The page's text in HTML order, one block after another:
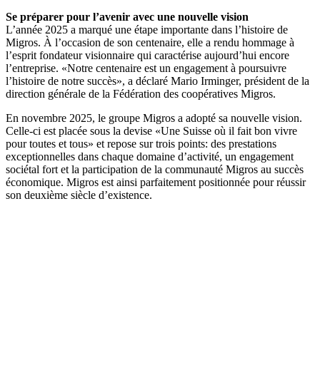
Se préparer pour l’avenir avec une nouvelle vision
L’année 2025 a marqué une étape importante dans l’histoire de
Migros. À l’occasion de son centenaire, elle a rendu hommage à
l’esprit fondateur visionnaire qui caractérise aujourd’hui encore
l’entreprise. «Notre centenaire est un engagement à poursuivre
l’histoire de notre succès», a déclaré Mario Irminger, président de la
direction générale de la Fédération des coopératives Migros.
En novembre 2025, le groupe Migros a adopté sa nouvelle vision.
Celle-ci est placée sous la devise «Une Suisse où il fait bon vivre
pour toutes et tous» et repose sur trois points: des prestations
exceptionnelles dans chaque domaine d’activité, un engagement
sociétal fort et la participation de la communauté Migros au succès
économique. Migros est ainsi parfaitement positionnée pour réussir
son deuxième siècle d’existence.